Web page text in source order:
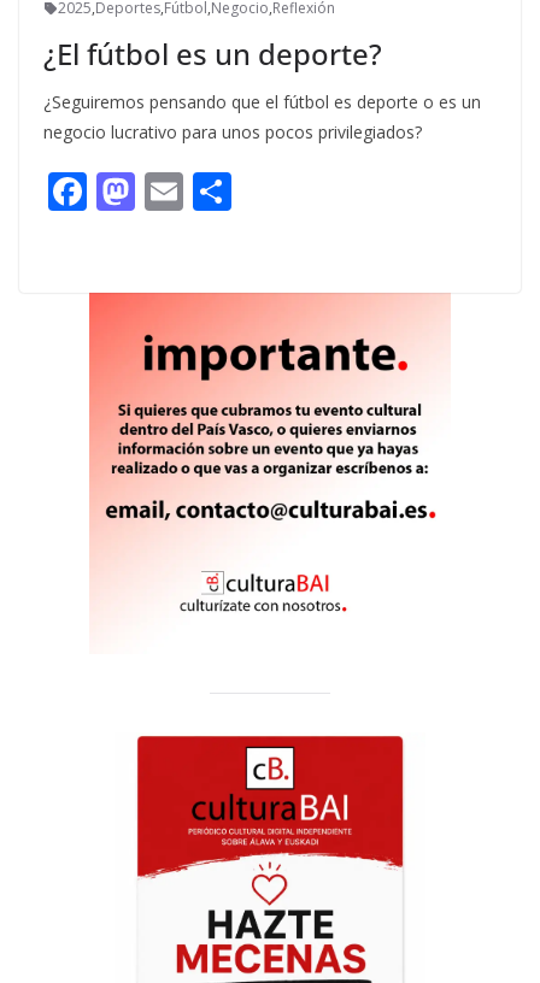
2025,Deportes,Fútbol,Negocio,Reflexión
¿El fútbol es un deporte?
¿Seguiremos pensando que el fútbol es deporte o es un
negocio lucrativo para unos pocos privilegiados?
F
b
M
d
o
n
E
l p
ar
ti
r